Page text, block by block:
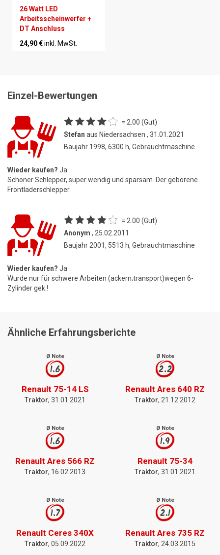
26 Watt LED
Arbeitsscheinwerfer +
DT Anschluss
24,90 €inkl. MwSt.
Einzel-Bewertungen
= 2.00 (Gut)
Stefan aus Niedersachsen , 31.01.2021
Baujahr 1998, 6300 h, Gebrauchtmaschine
Wieder kaufen? Ja
Schöner Schlepper, super wendig und sparsam. Der geborene
Frontladerschlepper.
= 2.00 (Gut)
Anonym , 25.02.2011
Baujahr 2001, 5513 h, Gebrauchtmaschine
Wieder kaufen? Ja
Wurde nur für schwere Arbeiten (ackern;transport)wegen 6-
Zylinder gek.!
Ähnliche Erfahrungsberichte
Ø Note
1.6
Renault 75-14 LS
Traktor, 31.01.2021
Ø Note
2.2
Renault Ares 640 RZ
Traktor, 21.12.2012
Ø Note
1.6
Renault Ares 566 RZ
Traktor, 16.02.2013
Ø Note
1.9
Renault 75-34
Traktor, 31.01.2021
Ø Note
1.7
Renault Ceres 340X
Traktor, 05.09.2022
Ø Note
2.1
Renault Ares 735 RZ
Traktor, 24.03.2015